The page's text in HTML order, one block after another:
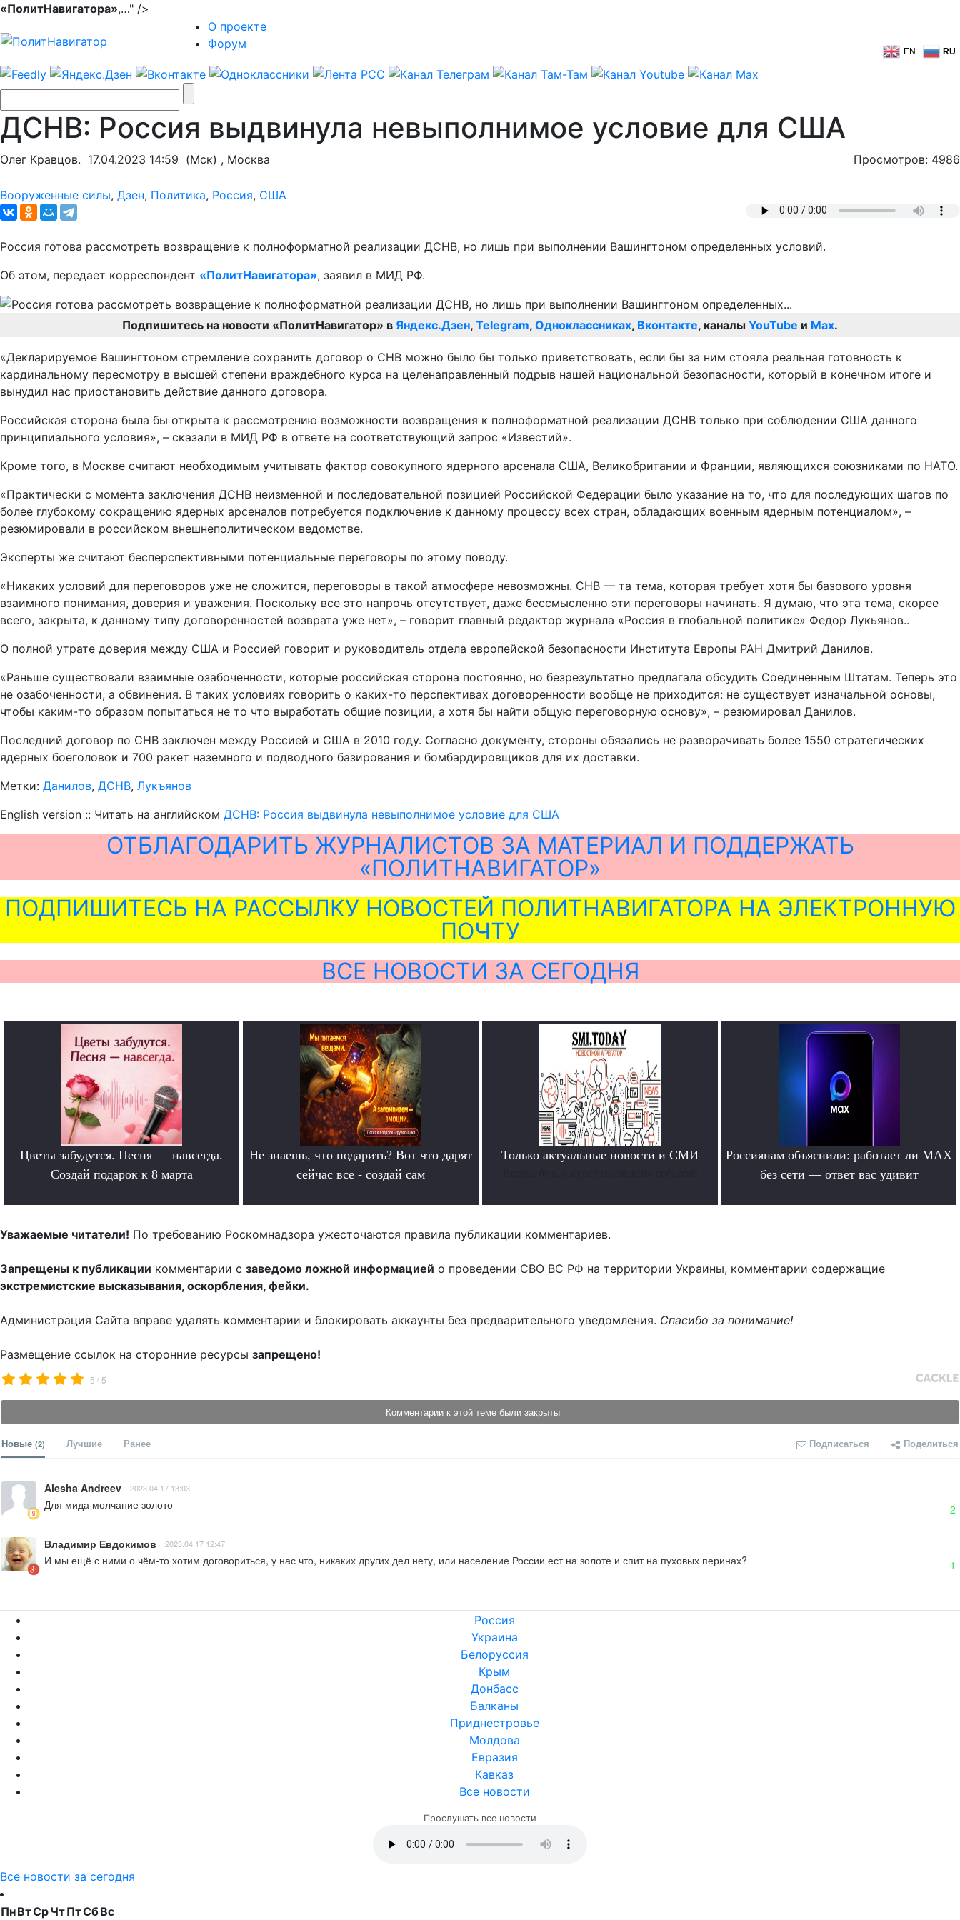
«ПолитНавигатора»,…" />
О проекте
Форум
EN RU
ДСНВ: Россия выдвинула невыполнимое условие для США
Олег Кравцов. 17.04.2023 14:59 (Мск) , Москва Просмотров: 4986
Вооруженные силы, Дзен, Политика, Россия, США
Россия готова рассмотреть возвращение к полноформатной реализации ДСНВ, но лишь при выполнении Вашингтоном определенных условий.
Об этом, передает корреспондент «ПолитНавигатора», заявил в МИД РФ.
Подпишитесь на новости «ПолитНавигатор» в Яндекс.Дзен, Telegram, Одноклассниках, Вконтакте, каналы YouTube и Max.
«Декларируемое Вашингтоном стремление сохранить договор о СНВ можно было бы только приветствовать, если бы за ним стояла реальная готовность к
кардинальному пересмотру в высшей степени враждебного курса на целенаправленный подрыв нашей национальной безопасности, который в конечном итоге и
вынудил нас приостановить действие данного договора.
Российская сторона была бы открыта к рассмотрению возможности возвращения к полноформатной реализации ДСНВ только при соблюдении США данного
принципиального условия», – сказали в МИД РФ в ответе на соответствующий запрос «Известий».
Кроме того, в Москве считают необходимым учитывать фактор совокупного ядерного арсенала США, Великобритании и Франции, являющихся союзниками по НАТО.
«Практически с момента заключения ДСНВ неизменной и последовательной позицией Российской Федерации было указание на то, что для последующих шагов по
более глубокому сокращению ядерных арсеналов потребуется подключение к данному процессу всех стран, обладающих военным ядерным потенциалом», –
резюмировали в российском внешнеполитическом ведомстве.
Эксперты же считают бесперспективными потенциальные переговоры по этому поводу.
«Никаких условий для переговоров уже не сложится, переговоры в такой атмосфере невозможны. СНВ — та тема, которая требует хотя бы базового уровня
взаимного понимания, доверия и уважения. Поскольку все это напрочь отсутствует, даже бессмысленно эти переговоры начинать. Я думаю, что эта тема, скорее
всего, закрыта, к данному типу договоренностей возврата уже нет», – говорит главный редактор журнала «Россия в глобальной политике» Федор Лукьянов..
О полной утрате доверия между США и Россией говорит и руководитель отдела европейской безопасности Института Европы РАН Дмитрий Данилов.
«Раньше существовали взаимные озабоченности, которые российская сторона постоянно, но безрезультатно предлагала обсудить Соединенным Штатам. Теперь это
не озабоченности, а обвинения. В таких условиях говорить о каких-то перспективах договоренности вообще не приходится: не существует изначальной основы,
чтобы каким-то образом попытаться не то что выработать общие позиции, а хотя бы найти общую переговорную основу», – резюмировал Данилов.
Последний договор по СНВ заключен между Россией и США в 2010 году. Согласно документу, стороны обязались не разворачивать более 1550 стратегических
ядерных боеголовок и 700 ракет наземного и подводного базирования и бомбардировщиков для их доставки.
Метки: Данилов, ДСНВ, Лукъянов
English version :: Читать на английском ДСНВ: Россия выдвинула невыполнимое условие для США
ОТБЛАГОДАРИТЬ ЖУРНАЛИСТОВ ЗА МАТЕРИАЛ И ПОДДЕРЖАТЬ
«ПОЛИТНАВИГАТОР»
ПОДПИШИТЕСЬ НА РАССЫЛКУ НОВОСТЕЙ ПОЛИТНАВИГАТОРА НА ЭЛЕКТРОННУЮ
ПОЧТУ
ВСЕ НОВОСТИ ЗА СЕГОДНЯ
Цветы забудутся. Песня — навсегда.
Создай подарок к 8 марта
Не знаешь, что подарить? Вот что дарят
сейчас все - создай сам
Только актуальные новости и СМИ
Россиянам объяснили: работает ли MAX
без сети — ответ вас удивит
Уважаемые читатели! По требованию Роскомнадзора ужесточаются правила публикации комментариев.
Запрещены к публикации комментарии с заведомо ложной информацией о проведении СВО ВС РФ на территории Украины, комментарии содержащие
экстремистские высказывания, оскорбления, фейки.
Администрация Сайта вправе удалять комментарии и блокировать аккаунты без предварительного уведомления. Спасибо за понимание!
Размещение ссылок на сторонние ресурсы запрещено!
5 / 5
Комментарии к этой теме были закрыты
Новые (2) Лучшие Ранее Подписаться Поделиться
Alesha Andreev 2023.04.17 13:03
Для мида молчание золото 2
Владимир Евдокимов 2023.04.17 12:47
И мы ещё с ними о чём-то хотим договориться, у нас что, никаких других дел нету, или население России ест на золоте и спит на пуховых перинах? 1
Россия
Украина
Белоруссия
Крым
Донбасс
Балканы
Приднестровье
Молдова
Евразия
Кавказ
Все новости
Прослушать все новости
Все новости за сегодня
ПнВтСрЧтПтСбВс